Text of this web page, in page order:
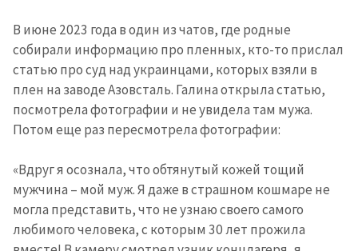
В июне 2023 года в один из чатов, где родные
собирали информацию про пленных, кто-то прислал
статью про суд над украинцами, которых взяли в
плен на заводе Азовсталь. Галина открыла статью,
посмотрела фотографии и не увидела там мужа.
Потом еще раз пересмотрела фотографии:
«Вдруг я осознала, что обтянутый кожей тощий
мужчина – мой муж. Я даже в страшном кошмаре не
могла представить, что не узнаю своего самого
любимого человека, с которым 30 лет прожила